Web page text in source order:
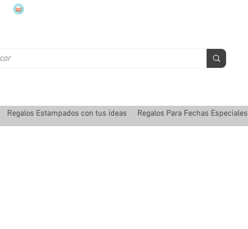
Regalos Estampados con tus ideas Regalos Para Fechas Especiales